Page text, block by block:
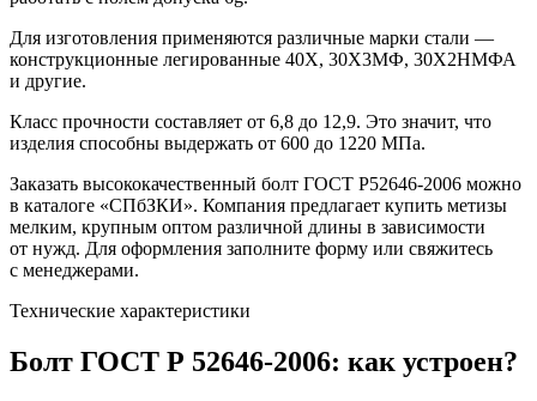
Для изготовления применяются различные марки стали —
конструкционные легированные 40Х, 30Х3МФ, 30Х2НМФА
и другие.
Класс прочности составляет от 6,8 до 12,9. Это значит, что
изделия способны выдержать от 600 до 1220 МПа.
Заказать высококачественный болт ГОСТ Р52646-2006 можно
в каталоге «СПбЗКИ». Компания предлагает купить метизы
мелким, крупным оптом различной длины в зависимости
от нужд. Для оформления заполните форму или свяжитесь
с менеджерами.
Технические характеристики
Болт ГОСТ Р 52646-2006: как устроен?